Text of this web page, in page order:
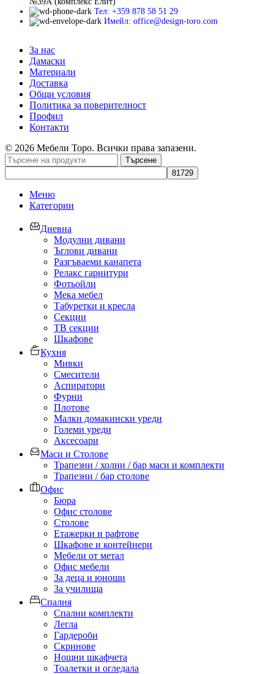
Тел: +359 878 58 51 29
Имейл: office@design-toro.com
За нас
Дамаски
Материали
Доставка
Общи условия
Политика за поверителност
Профил
Контакти
© 2026 Мебели Торо. Всички права запазени.
Търсене
Меню
Категории
Дневна
Модулни дивани
Ъглови дивани
Разгъваеми канапета
Релакс гарнитури
Фотьойли
Мека мебел
Табуретки и кресла
Секции
ТВ секции
Шкафове
Кухня
Мивки
Смесители
Аспиратори
Фурни
Плотове
Малки домакински уреди
Големи уреди
Аксесоари
Маси и Столове
Трапезни / холни / бар маси и комплекти
Трапезни / бар столове
Офис
Бюра
Офис столове
Столове
Етажерки и рафтове
Шкафове и контейнери
Мебели от метал
Офис мебели
За деца и юноши
За училища
Спалня
Спални комплекти
Легла
Гардероби
Скринове
Нощни шкафчета
Тоалетки и огледала